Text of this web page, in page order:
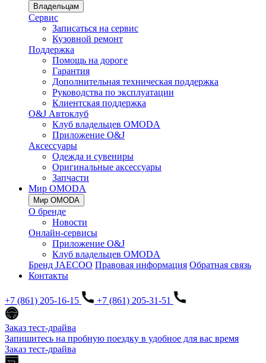
Владельцам
Сервис
Записаться на сервис
Кузовной ремонт
Поддержка
Помощь на дороге
Гарантия
Дополнительная техническая поддержка
Руководства по эксплуатации
Клиентская поддержка
O&J Автоклуб
Клуб владельцев OMODA
Приложение O&J
Аксессуары
Одежда и сувениры
Оригинальные аксессуары
Запчасти
Мир OMODA
Мир OMODA
О бренде
Новости
Онлайн-сервисы
Приложение O&J
Клуб владельцев OMODA
Бренд JAECOO Правовая информация Обратная связь
Контакты
+7 (861) 205-16-15 +7 (861) 205-31-51
Заказ тест-драйва
Запишитесь на пробную поездку в удобное для вас время
Заказ тест-драйва